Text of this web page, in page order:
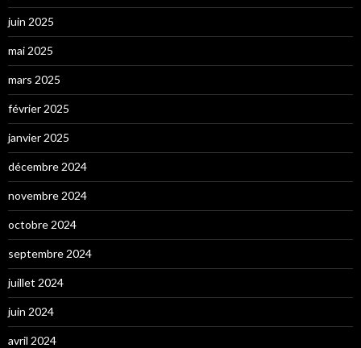
juin 2025
mai 2025
mars 2025
février 2025
janvier 2025
décembre 2024
novembre 2024
octobre 2024
septembre 2024
juillet 2024
juin 2024
avril 2024